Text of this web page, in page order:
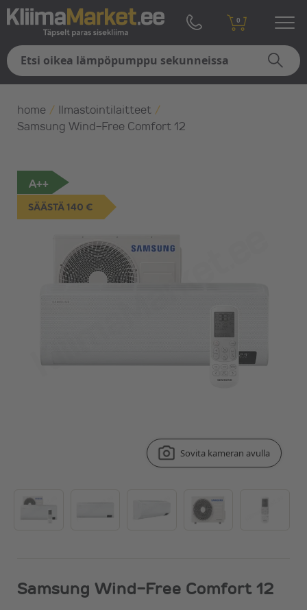
0
home / Ilmastointilaitteet /
Samsung Wind-Free Comfort 12
A++
SÄÄSTÄ 140 €
Sovita kameran avulla
Samsung Wind-Free Comfort 12